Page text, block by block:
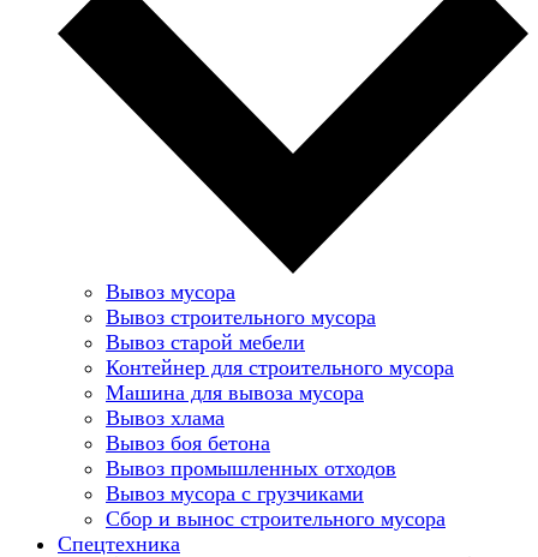
Вывоз мусора
Вывоз строительного мусора
Вывоз старой мебели
Контейнер для строительного мусора
Машина для вывоза мусора
Вывоз хлама
Вывоз боя бетона
Вывоз промышленных отходов
Вывоз мусора с грузчиками
Сбор и вынос строительного мусора
Спецтехника